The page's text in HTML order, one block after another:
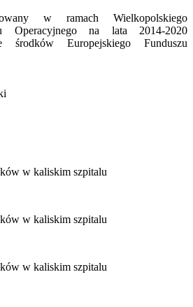
w ramach Wielkopolskiego
Operacyjnego na lata 2014-2020
środków Europejskiego Funduszu
w kaliskim szpitalu
w kaliskim szpitalu
w kaliskim szpitalu